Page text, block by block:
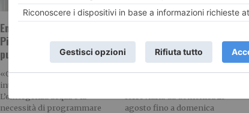
Emergenza idrica,
Piemonte e Liguria
puntano sugli invasi
«Opere strategiche di
interesse nazionale»
L’emergenza acqua e la
necessità di programmare
linea Cuneo Fossano
Ventimiglia
Dal 23 agosto al 13 settembre
agosto fino a domenica